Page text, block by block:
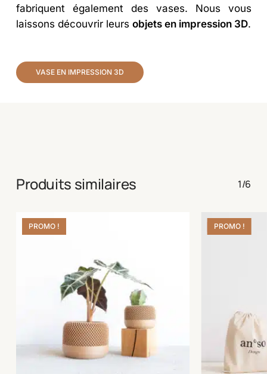
fabriquent également des vases. Nous vous
laissons découvrir leursobjets en impression 3D.
VASE EN IMPRESSION 3D
Produits similaires 1/6
Save
PROMO ! Save
PROMO !